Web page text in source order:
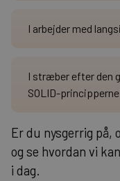
I arbejder med
I stræber efter den
SOLID-
Er du nysgerrig på,
og se hvordan vi
i dag.